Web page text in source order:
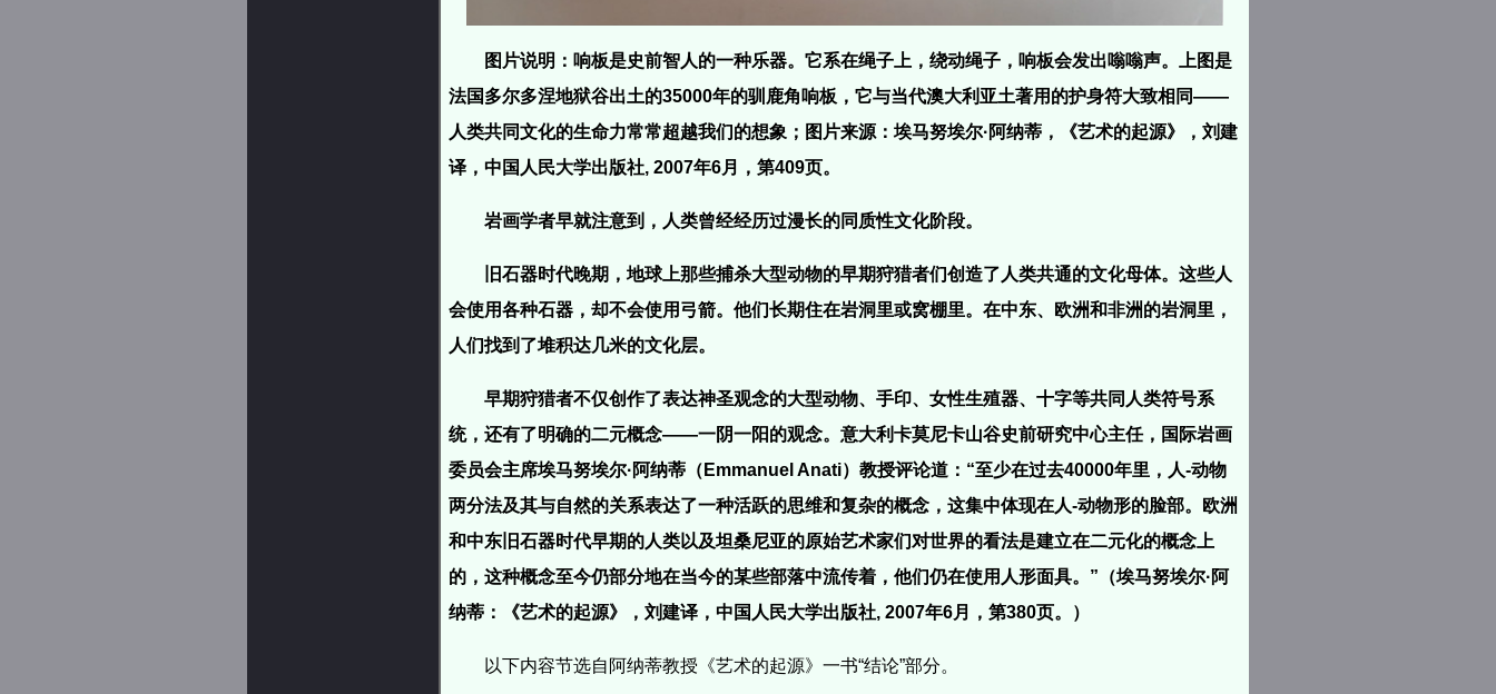
图片说明：响板是史前智人的一种乐器。它系在绳子上，绕动绳子，响板会发出嗡嗡声。上图是
法国多尔多涅地狱谷出土的35000年的驯鹿角响板，它与当代澳大利亚土著用的护身符大致相同——
人类共同文化的生命力常常超越我们的想象；图片来源：埃马努埃尔·阿纳蒂，《艺术的起源》，刘建
译，中国人民大学出版社, 2007年6月，第409页。
岩画学者早就注意到，人类曾经经历过漫长的同质性文化阶段。
旧石器时代晚期，地球上那些捕杀大型动物的早期狩猎者们创造了人类共通的文化母体。这些人
会使用各种石器，却不会使用弓箭。他们长期住在岩洞里或窝棚里。在中东、欧洲和非洲的岩洞里，
人们找到了堆积达几米的文化层。
早期狩猎者不仅创作了表达神圣观念的大型动物、手印、女性生殖器、十字等共同人类符号系
统，还有了明确的二元概念——一阴一阳的观念。意大利卡莫尼卡山谷史前研究中心主任，国际岩画
委员会主席埃马努埃尔·阿纳蒂（Emmanuel Anati）教授评论道：“至少在过去40000年里，人-动物
两分法及其与自然的关系表达了一种活跃的思维和复杂的概念，这集中体现在人-动物形的脸部。欧洲
和中东旧石器时代早期的人类以及坦桑尼亚的原始艺术家们对世界的看法是建立在二元化的概念上
的，这种概念至今仍部分地在当今的某些部落中流传着，他们仍在使用人形面具。”（埃马努埃尔·阿
纳蒂：《艺术的起源》，刘建译，中国人民大学出版社, 2007年6月，第380页。）
以下内容节选自阿纳蒂教授《艺术的起源》一书“结论”部分。